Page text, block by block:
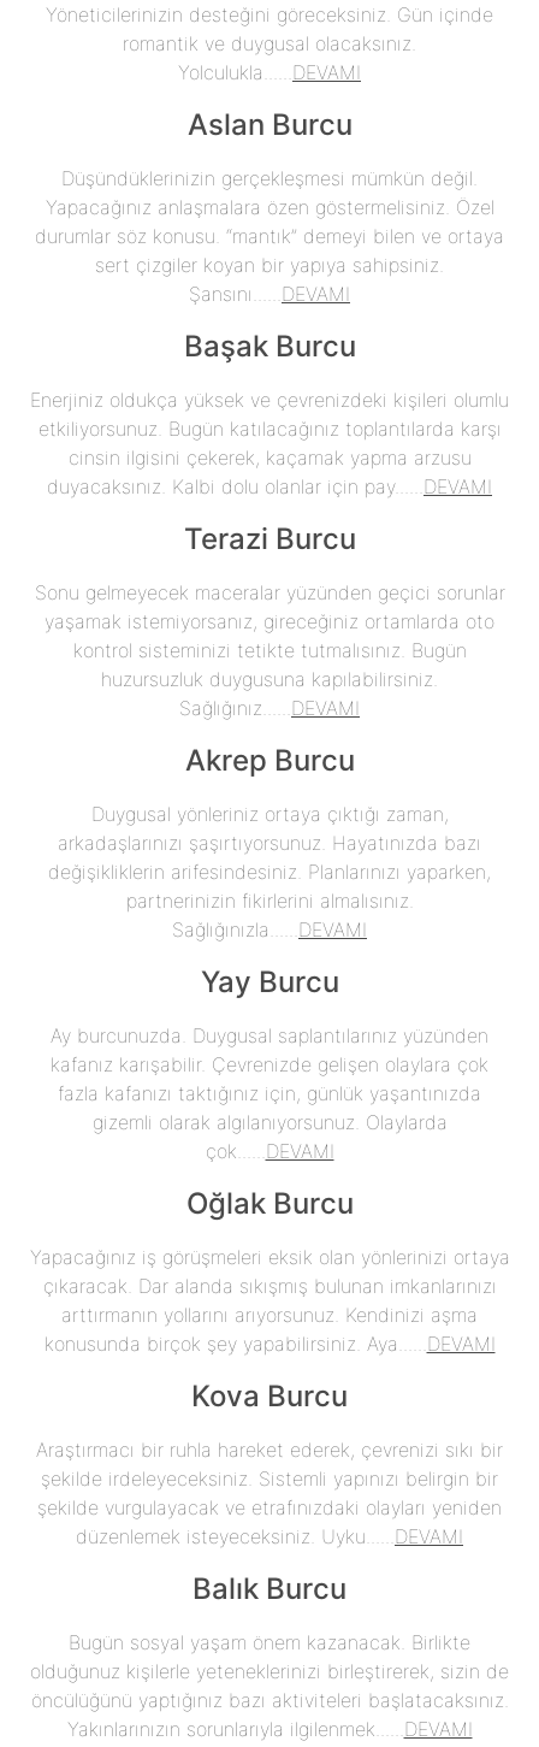
Yöneticilerinizin desteğini göreceksiniz. Gün içinde
romantik ve duygusal olacaksınız.
Yolculukla...... DEVAMI
Aslan Burcu
Düşündüklerinizin gerçekleşmesi mümkün değil.
Yapacağınız anlaşmalara özen göstermelisiniz. Özel
durumlar söz konusu. “mantık” demeyi bilen ve ortaya
sert çizgiler koyan bir yapıya sahipsiniz.
Şansını...... DEVAMI
Başak Burcu
Enerjiniz oldukça yüksek ve çevrenizdeki kişileri olumlu
etkiliyorsunuz. Bugün katılacağınız toplantılarda karşı
cinsin ilgisini çekerek, kaçamak yapma arzusu
duyacaksınız. Kalbi dolu olanlar için pay...... DEVAMI
Terazi Burcu
Sonu gelmeyecek maceralar yüzünden geçici sorunlar
yaşamak istemiyorsanız, gireceğiniz ortamlarda oto
kontrol sisteminizi tetikte tutmalısınız. Bugün
huzursuzluk duygusuna kapılabilirsiniz.
Sağlığınız...... DEVAMI
Akrep Burcu
Duygusal yönleriniz ortaya çıktığı zaman,
arkadaşlarınızı şaşırtıyorsunuz. Hayatınızda bazı
değişikliklerin arifesindesiniz. Planlarınızı yaparken,
partnerinizin fikirlerini almalısınız.
Sağlığınızla...... DEVAMI
Yay Burcu
Ay burcunuzda. Duygusal saplantılarınız yüzünden
kafanız karışabilir. Çevrenizde gelişen olaylara çok
fazla kafanızı taktığınız için, günlük yaşantınızda
gizemli olarak algılanıyorsunuz. Olaylarda
çok...... DEVAMI
Oğlak Burcu
Yapacağınız iş görüşmeleri eksik olan yönlerinizi ortaya
çıkaracak. Dar alanda sıkışmış bulunan imkanlarınızı
arttırmanın yollarını arıyorsunuz. Kendinizi aşma
konusunda birçok şey yapabilirsiniz. Aya...... DEVAMI
Kova Burcu
Araştırmacı bir ruhla hareket ederek, çevrenizi sıkı bir
şekilde irdeleyeceksiniz. Sistemli yapınızı belirgin bir
şekilde vurgulayacak ve etrafınızdaki olayları yeniden
düzenlemek isteyeceksiniz. Uyku...... DEVAMI
Balık Burcu
Bugün sosyal yaşam önem kazanacak. Birlikte
olduğunuz kişilerle yeteneklerinizi birleştirerek, sizin de
öncülüğünü yaptığınız bazı aktiviteleri başlatacaksınız.
Yakınlarınızın sorunlarıyla ilgilenmek...... DEVAMI